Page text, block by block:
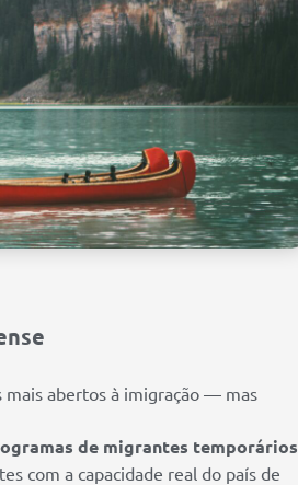
mais abertos à imigração — mas
de migrantes temporários
com a capacidade real do país de